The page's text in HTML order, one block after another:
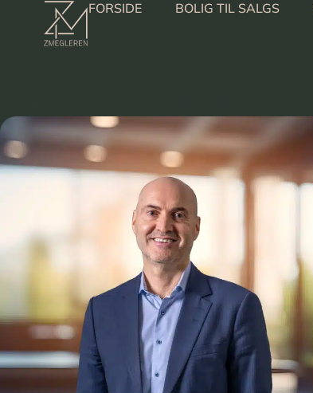
FORSIDE BOLIG TIL SALGS